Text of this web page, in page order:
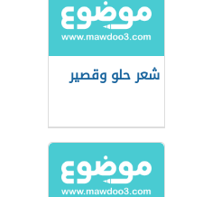
شعر حلو وقصير